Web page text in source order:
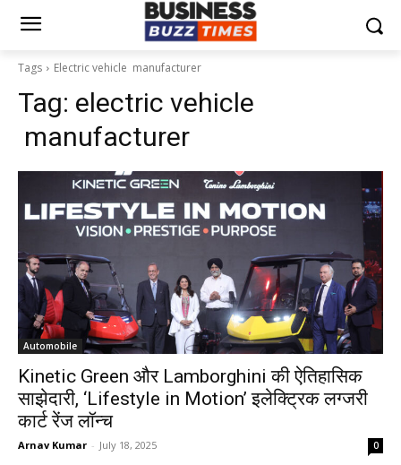
Tags Electric vehicle manufacturer
Tag: electric vehicle
manufacturer
Automobile
Kinetic Green और Lamborghini की ऐतिहासिक
साझेदारी, ‘Lifestyle in Motion’ इलेक्ट्रिक लग्जरी
कार्ट रेंज लॉन्च
Arnav Kumar - July 18, 2025 0